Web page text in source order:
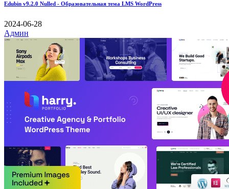
Edubin v9.2.0 Nulled - Образовательная тема LMS WordPress
2024-06-28
Админ